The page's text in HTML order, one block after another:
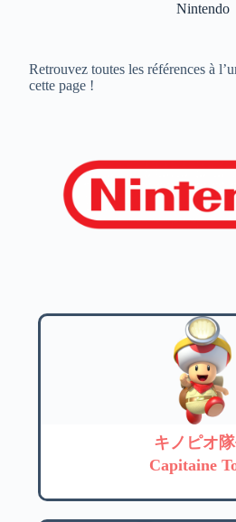
Nintendo
Retrouvez toutes les références à
cette page !
キノピオ
Capitaine